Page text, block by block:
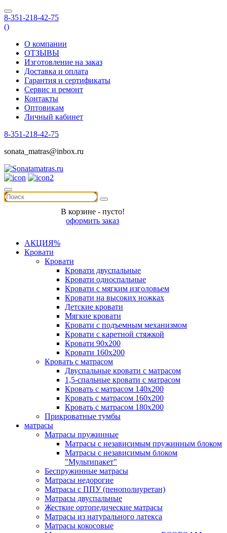
8-351-218-42-75
()
О компании
ОТЗЫВЫ
Изготовление на заказ
Доставка и оплата
Гарантия и сертификаты
Сервис и ремонт
Контакты
Оптовикам
Личный кабинет
8-351-218-42-75
sonata_matras@inbox.ru
В корзине - пусто!
оформить заказ
АКЦИЯ%
Кровати
Кровати
Кровати двуспальные
Кровати односпальные
Кровати с мягким изголовьем
Кровати на высоких ножках
Детские кровати
Мягкие кровати
Кровати с подъемным механизмом
Кровати с каретной стяжкой
Кровати 90х200
Кровати 160х200
Кровать с матрасом
Двуспальные кровати с матрасом
1,5-спальные кровати с матрасом
Кровать с матрасом 140х200
Кровать с матрасом 160х200
Кровать с матрасом 180х200
Прикроватные тумбы
матрасы
Матрасы пружинные
Матрасы с независимым пружинным блоком
Матрасы с независимым блоком
"Мультипакет"
Беспружинные матрасы
Матрасы недорогие
Матрасы с ППУ (пенополиуретан)
Матрасы двуспальные
Жесткие ортопедические матрасы
Матрасы из натурального латекса
Матрасы кокосовые